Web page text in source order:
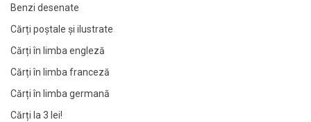
Benzi desenate
Cărți poștale și ilustrate
Cărți în limba engleză
Cărți în limba franceză
Cărți în limba germană
Cărți la 3 lei!